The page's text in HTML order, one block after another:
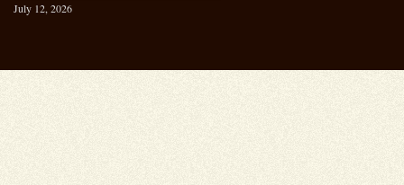
July 12, 2026